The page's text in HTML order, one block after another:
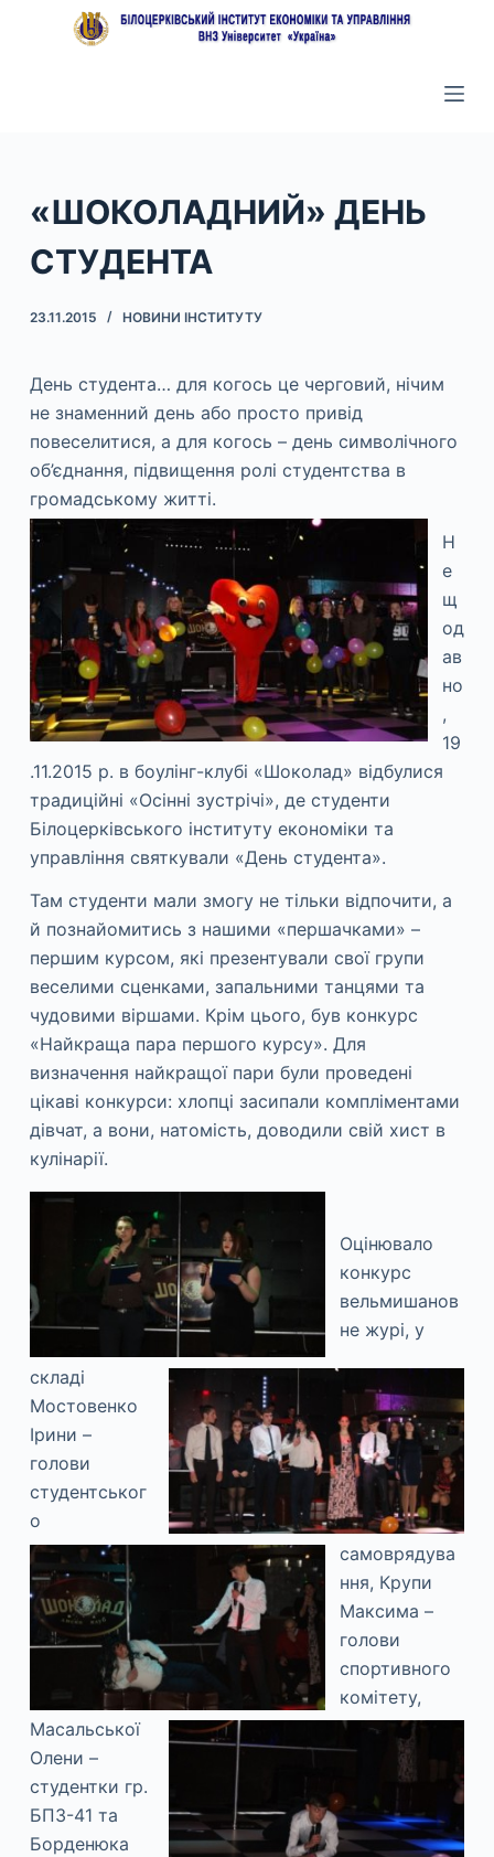
о
м
т
«ШОКОЛАДНИЙ» ДЕНЬ
СТУДЕНТА
23.11.2015 НОВИНИ ІНСТИТУТУ
День студента… для когось це черговий, нічим
не знаменний день або просто привід
повеселитися, а для когось – день символічного
об’єднання, підвищення ролі студентства в
громадському житті.
Н
е
щ
од
ав
но
,
19
.11.2015 р. в боулінг-клубі «Шоколад» відбулися
традиційні «Осінні зустрічі», де студенти
Білоцерківського інституту економіки та
управління святкували «День студента».
Там студенти мали змогу не тільки відпочити, а
й познайомитись з нашими «першачками» –
першим курсом, які презентували свої групи
веселими сценками, запальними танцями та
чудовими віршами. Крім цього, був конкурс
«Найкраща пара першого курсу». Для
визначення найкращої пари були проведені
цікаві конкурси: хлопці засипали компліментами
дівчат, а вони, натомість, доводили свій хист в
кулінарії.
Оцінювало
конкурс
вельмишанов
не журі, у
складі
Мостовенко
Ірини –
голови
студентськог
о
самоврядува
ння, Крупи
Максима –
голови
спортивного
комітету,
Масальської
Олени –
студентки гр.
БПЗ-41 та
Борденюка